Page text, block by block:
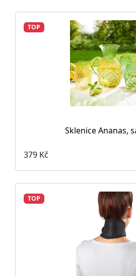
TOP
Sklenice Ananas,
379 Kč
TOP